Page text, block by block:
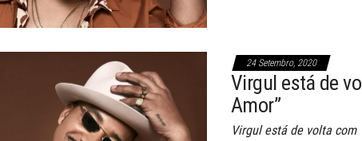
24 Setembro, 2020
Virgul está de
Amor”
Virgul está de volta com